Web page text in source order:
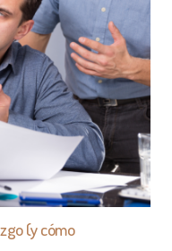
(y cómo